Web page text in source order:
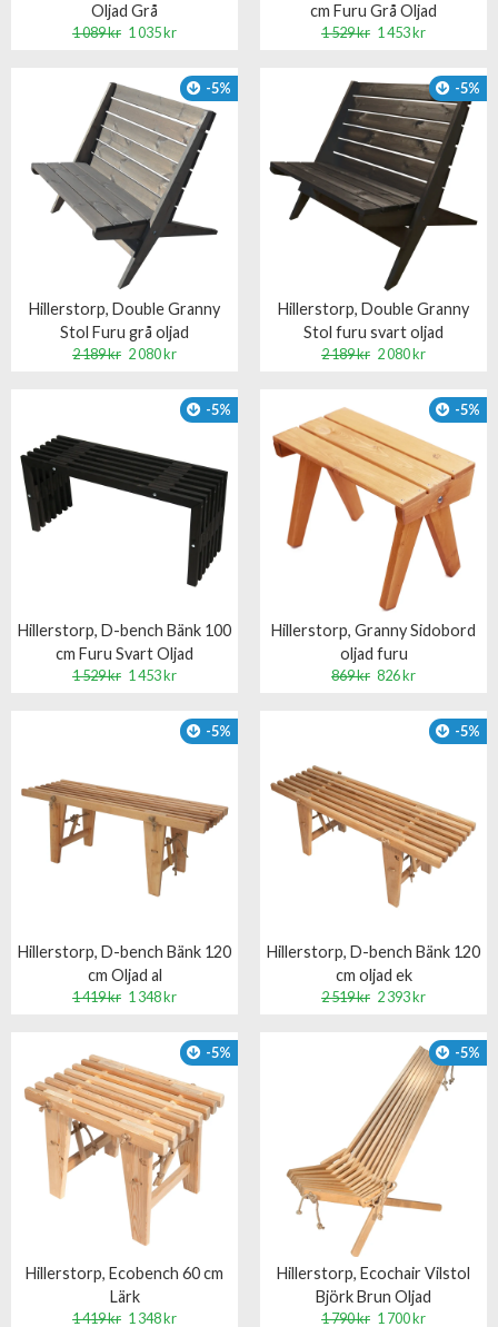
Oljad Grå
1 089 kr 1 035 kr
cm Furu Grå Oljad
1 529 kr 1 453 kr
Hillerstorp, Double Granny
Stol Furu grå oljad
2 189 kr 2 080 kr
-5%
Hillerstorp, Double Granny
Stol furu svart oljad
2 189 kr 2 080 kr
-5%
Hillerstorp, D-bench Bänk 100
cm Furu Svart Oljad
1 529 kr 1 453 kr
-5%
Hillerstorp, Granny Sidobord
oljad furu
869 kr 826 kr
-5%
Hillerstorp, D-bench Bänk 120
cm Oljad al
1 419 kr 1 348 kr
-5%
Hillerstorp, D-bench Bänk 120
cm oljad ek
2 519 kr 2 393 kr
-5%
Hillerstorp, Ecobench 60 cm
Lärk
1 419 kr 1 348 kr
-5%
Hillerstorp, Ecochair Vilstol
Björk Brun Oljad
1 790 kr 1 700 kr
-5%